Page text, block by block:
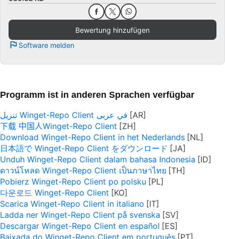
Bewertung hinzufügen
Software melden
Programm ist in anderen Sprachen verfügbar
تنزيل Winget-Repo Client في عربى
下载 中国人Winget-Repo Client
Download Winget-Repo Client in het Nederlands
日本語で Winget-Repo Client をダウンロード
Unduh Winget-Repo Client dalam bahasa Indonesia
ดาวน์โหลด Winget-Repo Client เป็นภาษาไทย
Pobierz Winget-Repo Client po polsku
다운로드 Winget-Repo Client
Scarica Winget-Repo Client in italiano
Ladda ner Winget-Repo Client på svenska
Descargar Winget-Repo Client en español
Baixada do Winget-Repo Client em português